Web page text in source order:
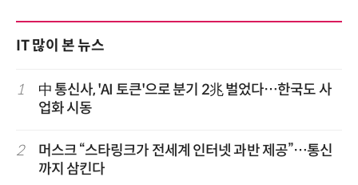
IT 많이 본 뉴스
1
中 통신사, 'AI 토큰'으로 분기 2兆 벌었다…한국도 사
업화 시동
2
머스크 “스타링크가 전세계 인터넷 과반 제공”…통신
까지 삼킨다